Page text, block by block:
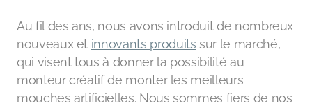
Au fil des ans, nous avons introduit de nombreux
nouveaux et innovants produits sur le marché,
qui visent tous à donner la possibilité au
monteur créatif de monter les meilleurs
mouches artificielles. Nous sommes fiers de nos